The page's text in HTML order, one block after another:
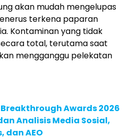
akan mudah mengelupas
terkena paparan
Kontaminan yang tidak
total, terutama saat
mengganggu pelekatan
Awards 2026
Analisis Media Sosial,
dan AEO